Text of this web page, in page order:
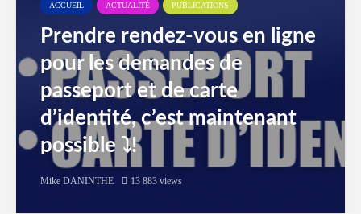
ACCUEIL ACTUALITÉ PUBLICATIONS
Prendre rendez-vous en ligne
pour les demandes de
passeport et de carte
d’identité, c’est maintenant
possible ⤵️!
Mike DANINTHE 13 883 views